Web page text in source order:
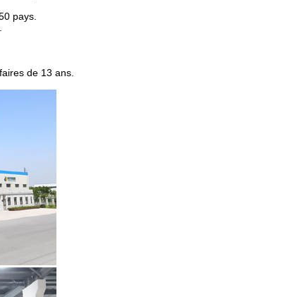
pays.
de 13 ans.